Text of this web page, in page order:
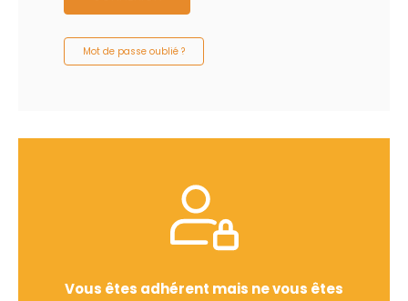
Mot de passe oublié ?
Vous êtes adhérent mais ne vous êtes